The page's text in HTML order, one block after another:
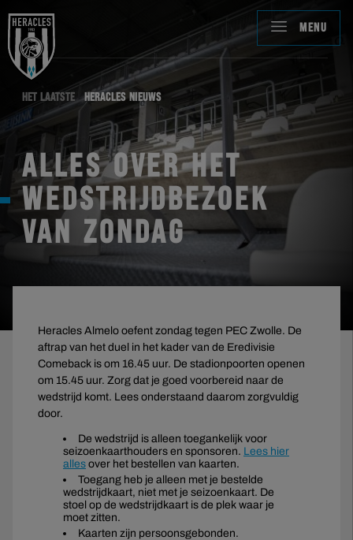
MENU
HET LAATSTE HERACLES NIEUWS
ALLES OVER HET
WEDSTRIJDBEZOEK
VAN ZONDAG
Heracles Almelo oefent zondag tegen PEC Zwolle. De
aftrap van het duel in het kader van de Eredivisie
Comeback is om 16.45 uur. De stadionpoorten openen
om 15.45 uur. Zorg dat je goed voorbereid naar de
wedstrijd komt. Lees onderstaand daarom zorgvuldig
door.
De wedstrijd is alleen toegankelijk voor
seizoenkaarthouders en sponsoren. Lees hier
alles over het bestellen van kaarten.
Toegang heb je alleen met je bestelde
wedstrijdkaart, niet met je seizoenkaart. De
stoel op de wedstrijdkaart is de plek waar je
moet zitten.
Kaarten zijn persoonsgebonden.